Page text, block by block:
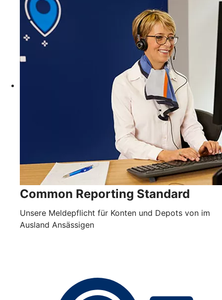
Common Reporting Standard
Unsere Meldepflicht für Konten und Depots von im
Ausland Ansässigen